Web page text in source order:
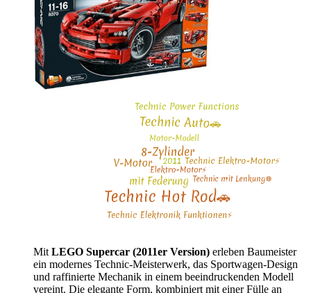
Mit LEGO Supercar (2011er Version) erleben Baumeister
ein modernes Technic-Meisterwerk, das Sportwagen-Design
und raffinierte Mechanik in einem beeindruckenden Modell
vereint. Die elegante Form, kombiniert mit einer Fülle an